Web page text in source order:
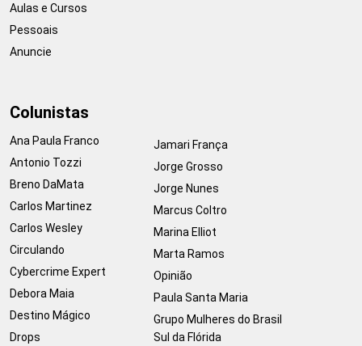
Aulas e Cursos
Pessoais
Anuncie
Colunistas
Ana Paula Franco
Antonio Tozzi
Breno DaMata
Carlos Martinez
Carlos Wesley
Circulando
Cybercrime Expert
Debora Maia
Destino Mágico
Drops
Jamari França
Jorge Grosso
Jorge Nunes
Marcus Coltro
Marina Elliot
Marta Ramos
Opinião
Paula Santa Maria
Grupo Mulheres do Brasil
Sul da Flórida